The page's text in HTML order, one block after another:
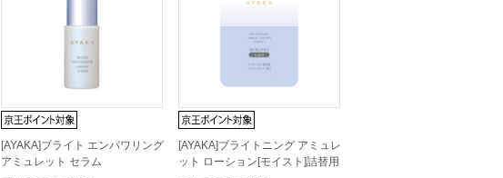
[AYAKA]ブライト エンパワリング
アミュレット セラム
[AYAKA]ブライトニング アミュレ
ット ローション[モイスト]詰替用